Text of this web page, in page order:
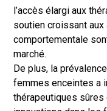
l’accès élargi aux
soutien croissant
comportementale
marché.
De plus, la
femmes enceintes a
thérapeutiques sûres